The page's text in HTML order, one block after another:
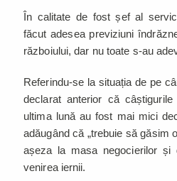
În calitate de fost șef al
făcut adesea previziuni
războiului, dar nu toate s-au
Referindu-se la situația de pe
declarat anterior că
ultima lună au fost mai mici
adăugând că „trebuie să găsim
așeza la masa negocierilor și
venirea iernii.